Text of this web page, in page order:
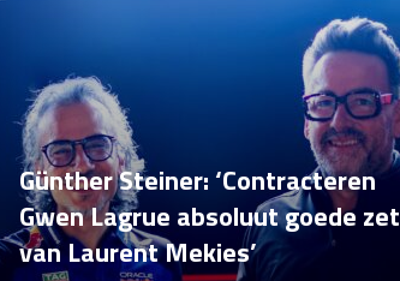
Günther Steiner: ‘Contracteren
Gwen Lagrue absoluut goede zet
van Laurent Mekies’